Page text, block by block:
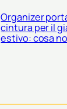
Organizer
cintura per il
estivo: cosa